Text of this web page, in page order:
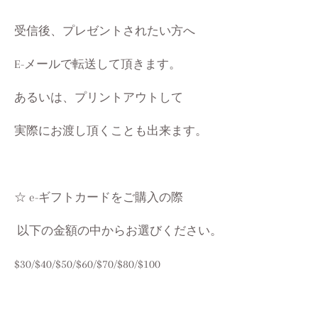
受信後、プレゼントされたい方へ
E-メールで転送して頂きます。
あるいは、プリントアウトして
実際にお渡し頂くことも出来ます。
☆ e-ギフトカードをご購入の際
以下の金額の中からお選びください。
$30/$40/$50/$60/$70/$80/$100